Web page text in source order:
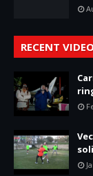
RECENT